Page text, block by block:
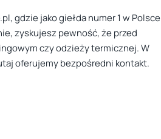
gdzie jako giełda numer 1 w Polsce
zyskujesz pewność, że przed
czy odzieży termicznej. W
oferujemy bezpośredni kontakt.